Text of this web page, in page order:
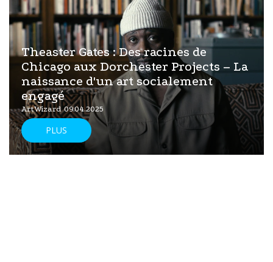
Theaster Gates : Des racines de
Chicago aux Dorchester Projects – La
naissance d'un art socialement
engagé
ArtWizard 09.04.2025
PLUS